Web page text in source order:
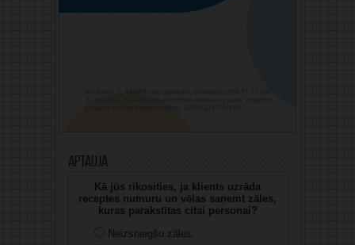
Aptauja
Kā jūs rīkosities, ja klients uzrāda
receptes numuru un vēlas saņemt zāles,
kuras parakstītas citai personai?
Neizsniegšu zāles.